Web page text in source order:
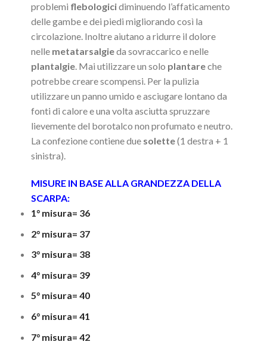
problemi flebologicidiminuendo l’affaticamento
delle gambe e dei piedi migliorando così la
circolazione. Inoltre aiutano a ridurre il dolore
nelle metatarsalgieda sovraccarico e nelle
plantalgie. Mai utilizzare un solo plantareche
potrebbe creare scompensi. Per la pulizia
utilizzare un panno umido e asciugare lontano da
fonti di calore e una volta asciutta spruzzare
lievemente del borotalco non profumato e neutro.
La confezione contiene due solette(1 destra + 1
sinistra).
MISURE IN BASE ALLA GRANDEZZA DELLA
SCARPA:
1° misura= 36
2° misura= 37
3° misura= 38
4° misura= 39
5° misura= 40
6° misura= 41
7° misura= 42